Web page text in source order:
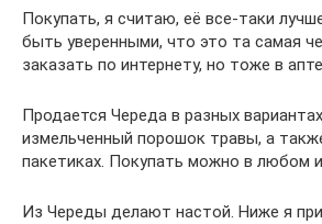
Покупать, я считаю, её все-таки
быть уверенными, что это та самая
заказать по интернету, но тоже в
Продается Череда в разных
измельченный порошок травы, а
пакетиках. Покупать можно в любом
Из Череды делают настой. Ниже я